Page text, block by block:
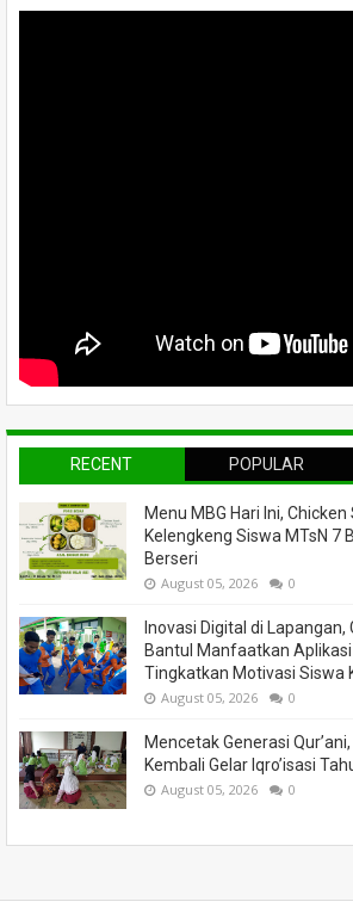
RECENT POPULAR
Menu MBG Hari Ini,
Kelengkeng Siswa MTsN 7
Berseri
August 05, 2026 0
Inovasi Digital di Lapangan,
Bantul Manfaatkan
Tingkatkan Motivasi Siswa
August 05, 2026 0
Mencetak Generasi
Kembali Gelar Iqro’isasi
August 05, 2026 0